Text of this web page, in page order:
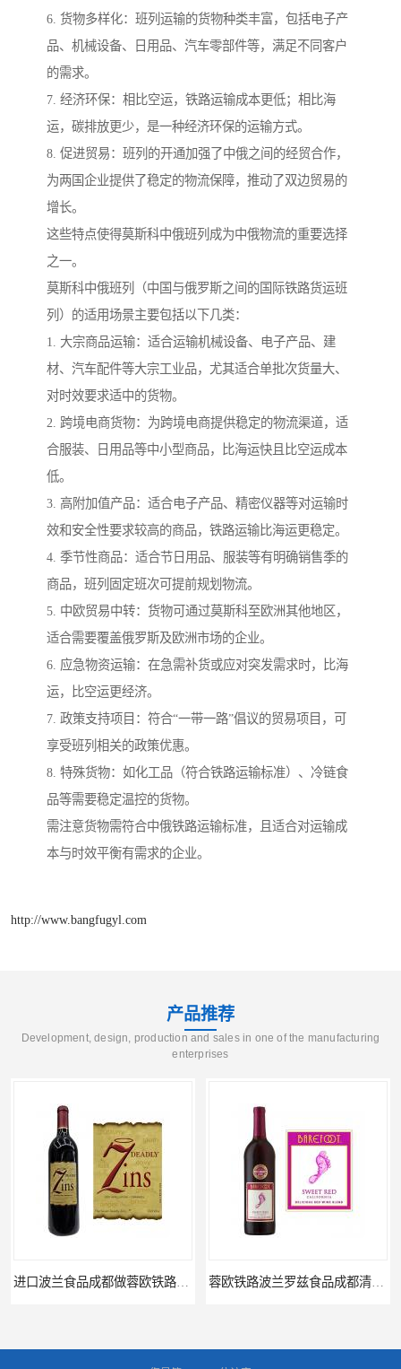
6. 货物多样化：班列运输的货物种类丰富，包括电子产
品、机械设备、日用品、汽车零部件等，满足不同客户
的需求。
7. 经济环保：相比空运，铁路运输成本更低；相比海
运，碳排放更少，是一种经济环保的运输方式。
8. 促进贸易：班列的开通加强了中俄之间的经贸合作，
为两国企业提供了稳定的物流保障，推动了双边贸易的
增长。
这些特点使得莫斯科中俄班列成为中俄物流的重要选择
之一。
莫斯科中俄班列（中国与俄罗斯之间的国际铁路货运班
列）的适用场景主要包括以下几类：
1. 大宗商品运输：适合运输机械设备、电子产品、建
材、汽车配件等大宗工业品，尤其适合单批次货量大、
对时效要求适中的货物。
2. 跨境电商货物：为跨境电商提供稳定的物流渠道，适
合服装、日用品等中小型商品，比海运快且比空运成本
低。
3. 高附加值产品：适合电子产品、精密仪器等对运输时
效和安全性要求较高的商品，铁路运输比海运更稳定。
4. 季节性商品：适合节日用品、服装等有明确销售季的
商品，班列固定班次可提前规划物流。
5. 中欧贸易中转：货物可通过莫斯科至欧洲其他地区，
适合需要覆盖俄罗斯及欧洲市场的企业。
6. 应急物资运输：在急需补货或应对突发需求时，比海
运，比空运更经济。
7. 政策支持项目：符合“一带一路”倡议的贸易项目，可
享受班列相关的政策优惠。
8. 特殊货物：如化工品（符合铁路运输标准）、冷链食
品等需要稳定温控的货物。
需注意货物需符合中俄铁路运输标准，且适合对运输成
本与时效平衡有需求的企业。
http://www.bangfugyl.com
产品推荐
Development, design, production and sales in one of the manufacturing
enterprises
进口波兰食品成都做蓉欧铁路代理的公司 蓉欧铁路波兰罗兹食品成都清关物流